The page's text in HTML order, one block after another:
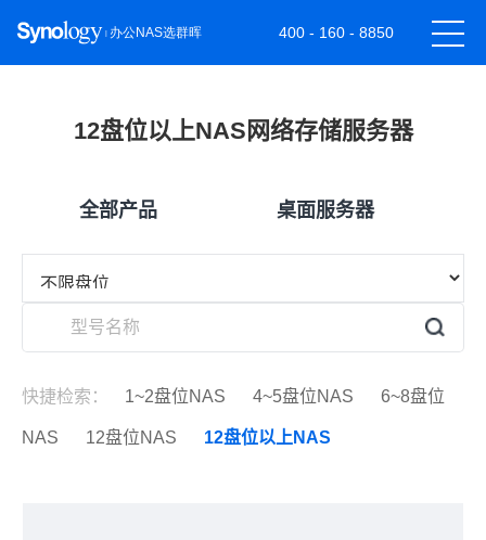
400 - 160 - 8850
12盘位以上NAS网络存储服务器
全部产品 桌面服务器
快捷检索： 1~2盘位NAS 4~5盘位NAS 6~8盘位
NAS 12盘位NAS 12盘位以上NAS